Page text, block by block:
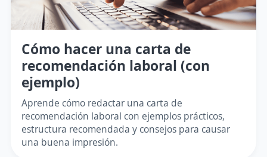
Cómo hacer una carta de
recomendación laboral (con
ejemplo)
Aprende cómo redactar una carta de
recomendación laboral con ejemplos prácticos,
estructura recomendada y consejos para causar
una buena impresión.